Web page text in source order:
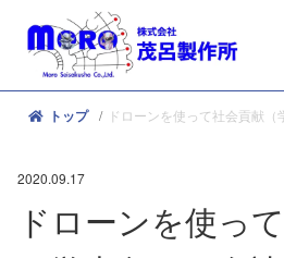
トップ ドローンを使って社会貢献（
2020.09.17
ドローンを使っ